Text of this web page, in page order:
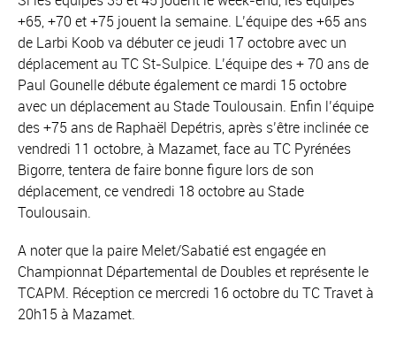
+65, +70 et +75 jouent la semaine. L’équipe des +65 ans
de Larbi Koob va débuter ce jeudi 17 octobre avec un
déplacement au TC St-Sulpice. L’équipe des + 70 ans de
Paul Gounelle débute également ce mardi 15 octobre
avec un déplacement au Stade Toulousain. Enfin l’équipe
des +75 ans de Raphaël Depétris, après s’être inclinée ce
vendredi 11 octobre, à Mazamet, face au TC Pyrénées
Bigorre, tentera de faire bonne figure lors de son
déplacement, ce vendredi 18 octobre au Stade
Toulousain.
A noter que la paire Melet/Sabatié est engagée en
Championnat Départemental de Doubles et représente le
TCAPM. Réception ce mercredi 16 octobre du TC Travet à
20h15 à Mazamet.